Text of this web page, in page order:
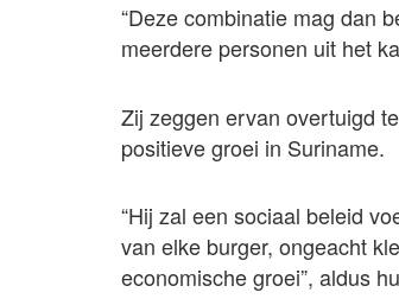
“Deze combinatie mag dan
meerdere personen uit het
Zij zeggen ervan overtuigd
positieve groei in Suriname.
“Hij zal een sociaal beleid
van elke burger, ongeacht
economische groei”, aldus